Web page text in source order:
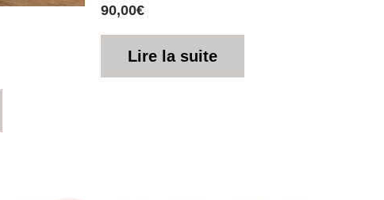
90,00€
Lire la suite